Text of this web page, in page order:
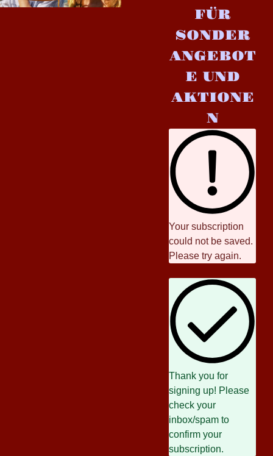
FÜR
SONDER
ANGEBOT
E UND
AKTIONE
N
Your subscription
could not be saved.
Please try again.
Thank you for
signing up! Please
check your
inbox/spam to
confirm your
subscription.